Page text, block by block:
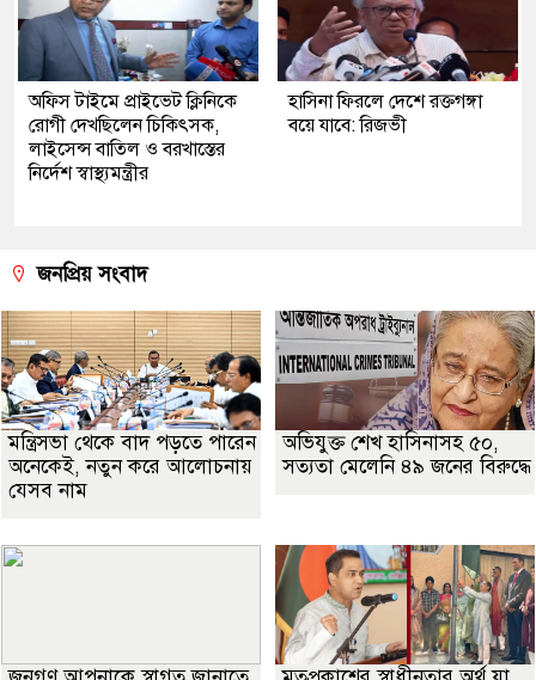
অফিস টাইমে প্রাইভেট ক্লিনিকে
রোগী দেখছিলেন চিকিৎসক,
লাইসেন্স বাতিল ও বরখাস্তের
নির্দেশ স্বাস্থ্যমন্ত্রীর
হাসিনা ফিরলে দেশে রক্তগঙ্গা
বয়ে যাবে: রিজভী
জনপ্রিয় সংবাদ
মন্ত্রিসভা থেকে বাদ পড়তে পারেন
অনেকেই, নতুন করে আলোচনায়
যেসব নাম
অভিযুক্ত শেখ হাসিনাসহ ৫০,
সত্যতা মেলেনি ৪৯ জনের বিরুদ্ধে